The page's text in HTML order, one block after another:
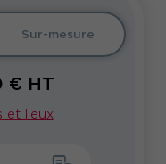
Sur-mesure
€ HT
et lieux